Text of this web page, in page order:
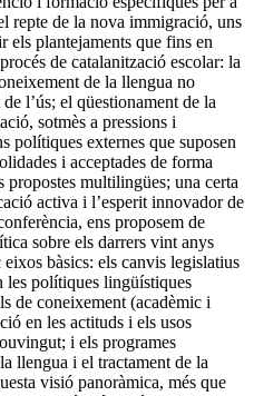
repte de la nova immigració, uns
els plantejaments que fins en
de catalanització escolar: la
de la llengua no
l’ús; el qüestionament de la
sotmès a pressions i
polítiques externes que suposen
i acceptades de forma
propostes multilingües; una certa
activa i l’esperit innovador de
ens proposem de
sobre els darrers vint anys
bàsics: els canvis legislatius
les polítiques lingüístiques
de coneixement (acadèmic i
en les actituds i els usos
i els programes
llengua i el tractament de la
visió panoràmica, més que